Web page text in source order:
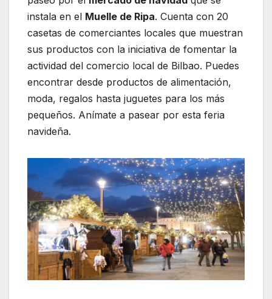
instala en el Muelle de Ripa. Cuenta con 20
casetas de comerciantes locales que muestran
sus productos con la iniciativa de fomentar la
actividad del comercio local de Bilbao. Puedes
encontrar desde productos de alimentación,
moda, regalos hasta juguetes para los más
pequeños. Anímate a pasear por esta feria
navideña.